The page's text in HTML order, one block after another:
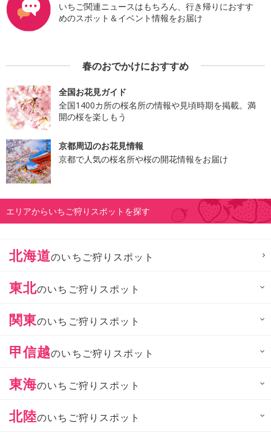
いちご関連ニュースはもちろん、行き帰りにおすす
めのスポット＆イベント情報をお届け
春のおでかけにおすすめ
全国お花見ガイド
全国1400カ所の桜名所の情報や見頃時期を掲載。満
開の桜を楽しもう
京都周辺のお花見情報
京都で人気の桜名所や桜の開花情報をお届け
エリアからいちご狩りスポットを探す
北海道のいちご狩りスポット
東北のいちご狩りスポット
関東のいちご狩りスポット
甲信越のいちご狩りスポット
東海のいちご狩りスポット
北陸のいちご狩りスポット